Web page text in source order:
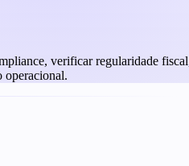
verificar regularidade
operacional.